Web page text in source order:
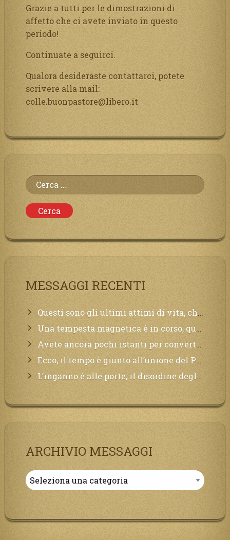
Grazie a tutti per le dimostrazioni di
affetto che ci avete inviato in questo
periodo!
Continuate a seguirci.
Qualora desideraste contattarci, potete
scrivere alla mail:
colle.buonpastore@libero.it
Ricerca
per:
MESSAGGI RECENTI
Questi sono gli ultimi attimi di vita, chi si vuole salvare Mi chiami in suo aiuto.
Una tempesta magnetica è in corso, questa generazione patirà. Il black out non tarderà ad arrivare e tutta la Terra sarà oscurata.
Avete ancora pochi istanti per convertirvi, non perdete tempo, la sciagura arriverà all’improvviso e per chi non si sarà preparato saranno dolori.
Ecco, il tempo è giunto all’unione del Padre con il figlio, non avete che da attendere pochissimo.
L’inganno è alle porte, il disordine degli ordinati urlerà perdono, ma sarà troppo tardi, il tradimento è stato grande!
ARCHIVIO MESSAGGI
Archivio
Messaggi